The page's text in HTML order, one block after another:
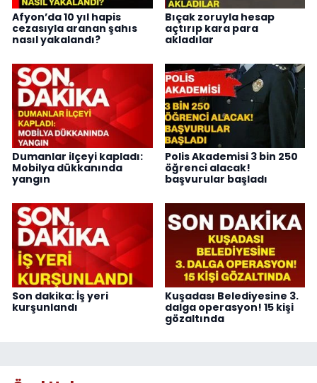
Afyon’da 10 yıl hapis
cezasıyla aranan şahıs
nasıl yakalandı?
Bıçak zoruyla hesap
açtırıp kara para
akladılar
Dumanlar ilçeyi kapladı:
Mobilya dükkanında
yangın
Polis Akademisi 3 bin 250
öğrenci alacak!
başvurular başladı
Son dakika: İş yeri
kurşunlandı
Kuşadası Belediyesine 3.
dalga operasyon! 15 kişi
gözaltında